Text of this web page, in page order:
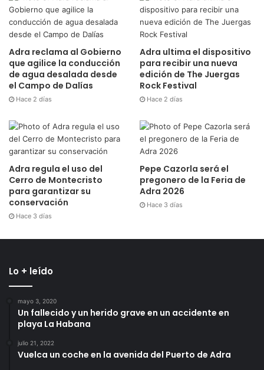
Adra reclama al Gobierno
que agilice la conducción
de agua desalada desde
el Campo de Dalías
Hace 2 días
Adra ultima el dispositivo
para recibir una nueva
edición de The Juergas
Rock Festival
Hace 2 días
Adra regula el uso del
Cerro de Montecristo
para garantizar su
conservación
Hace 3 días
Pepe Cazorla será el
pregonero de la Feria de
Adra 2026
Hace 3 días
Lo + leído
mayo 3, 2020
Un fallecido y un herido grave en un accidente en
playa La Habana
julio 21, 2022
Vuelca un coche en la avenida del Puerto de Adra